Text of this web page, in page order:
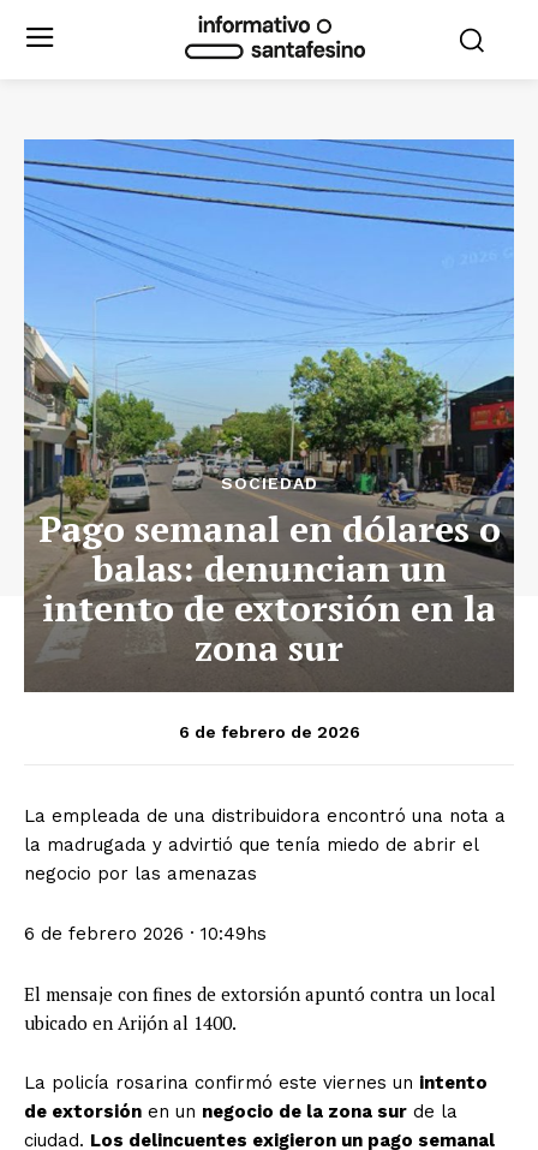
SOCIEDAD
Pago semanal en dólares o
balas: denuncian un
intento de extorsión en la
zona sur
6 de febrero de 2026
La empleada de una distribuidora encontró una nota a
la madrugada y advirtió que tenía miedo de abrir el
negocio por las amenazas
6 de febrero 2026 · 10:49hs
El mensaje con fines de extorsión apuntó contra un local
ubicado en Arijón al 1400.
La policía rosarina confirmó este viernes un intento
de extorsión en un negocio de la zona sur de la
ciudad. Los delincuentes exigieron un pago semanal